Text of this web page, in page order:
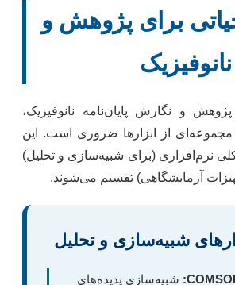
برای پژوهش و
و نگارش پایان‌نامه نانوفیزیک،
مجموعه‌ای از ابزارها ضروری است. این
کلی نرم‌افزاری (برای شبیه‌سازی و تحلیل)
آزمایشگاهی) تقسیم می‌شوند.
شبیه‌سازی و تحلیل
شبیه‌سازی پدیده‌های